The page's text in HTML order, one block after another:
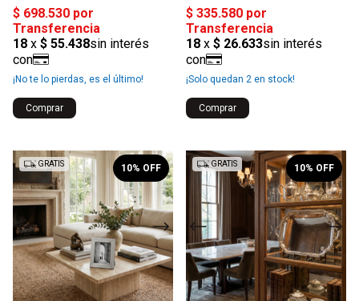
¡No te lo pierdas, es el último!
Comprar
¡Solo quedan 2 en stock!
Comprar
1/4
GRATIS 10% OFF 1/2
GRATIS 10% OFF